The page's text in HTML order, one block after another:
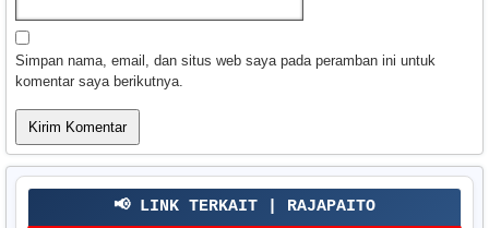
Simpan nama, email, dan situs web saya pada peramban ini untuk
komentar saya berikutnya.
📢 LINK TERKAIT | RAJAPAITO